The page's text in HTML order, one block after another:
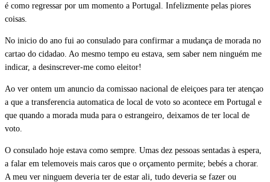
é como regressar por um momento a Portugal. Infelizmente pelas piores
coisas.
No inicio do ano fui ao consulado para confirmar a mudança de morada no
cartao do cidadao. Ao mesmo tempo eu estava, sem saber nem ninguém me
indicar, a desinscrever-me como eleitor!
Ao ver ontem um anuncio da comissao nacional de eleiçoes para ter atençao
a que a transferencia automatica de local de voto so acontece em Portugal e
que quando a morada muda para o estrangeiro, deixamos de ter local de
voto.
O consulado hoje estava como sempre. Umas dez pessoas sentadas à espera,
a falar em telemoveis mais caros que o orçamento permite; bebés a chorar.
A meu ver ninguem deveria ter de estar ali, tudo deveria se fazer ou